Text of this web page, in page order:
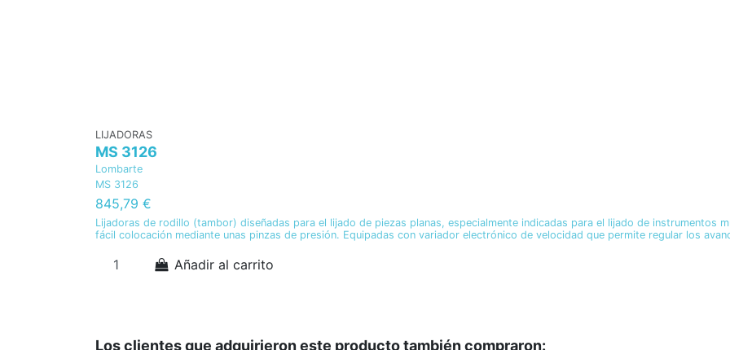
LIJADORAS
MS 3126
Lombarte
MS 3126
845,79 €
Lijadoras de rodillo (tambor) diseñadas para el lijado de piezas planas, especialmente indicadas para el lijado de instrumentos
fácil colocación mediante unas pinzas de presión. Equipadas con variador electrónico de velocidad que permite regular los
Añadir al carrito
Los clientes que adquirieron este producto también compraron: